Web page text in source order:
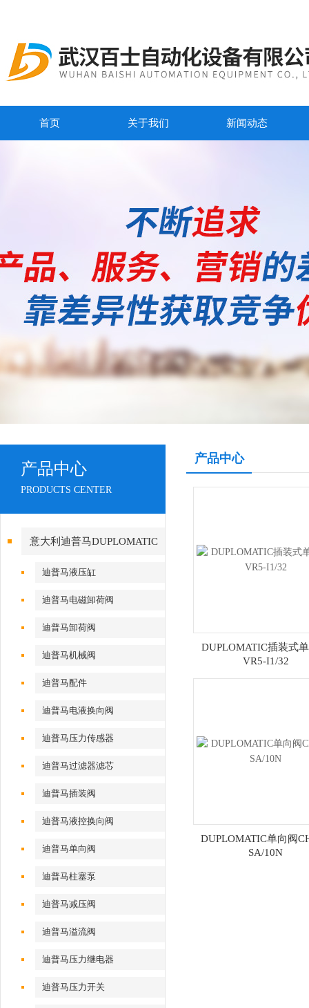
首页 关于我们 新闻动态
产品中心
PRODUCTS CENTER
意大利迪普马DUPLOMATIC
迪普马液压缸
迪普马电磁卸荷阀
迪普马卸荷阀
迪普马机械阀
迪普马配件
迪普马电液换向阀
迪普马压力传感器
迪普马过滤器滤芯
迪普马插装阀
迪普马液控换向阀
迪普马单向阀
迪普马柱塞泵
迪普马减压阀
迪普马溢流阀
迪普马压力继电器
迪普马压力开关
产品中心
DUPLOMATIC插装式
VR5-I1/32
DUPLOMATIC单向阀
SA/10N